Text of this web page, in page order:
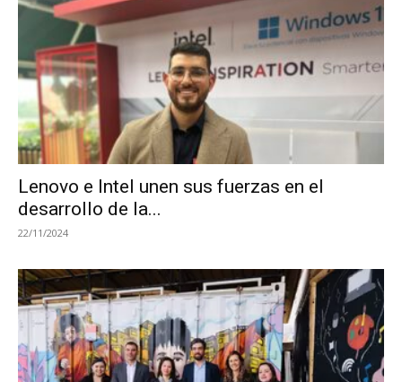
Lenovo e Intel unen sus fuerzas en el
desarrollo de la...
22/11/2024